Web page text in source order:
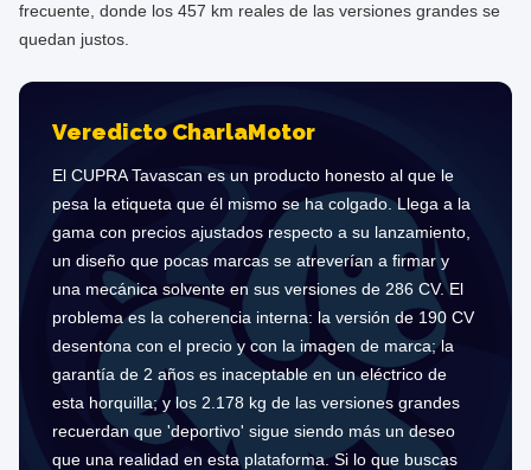
frecuente, donde los 457 km reales de las versiones grandes se
quedan justos.
Veredicto CharlaMotor
El CUPRA Tavascan es un producto honesto al que le
pesa la etiqueta que él mismo se ha colgado. Llega a la
gama con precios ajustados respecto a su lanzamiento,
un diseño que pocas marcas se atreverían a firmar y
una mecánica solvente en sus versiones de 286 CV. El
problema es la coherencia interna: la versión de 190 CV
desentona con el precio y con la imagen de marca; la
garantía de 2 años es inaceptable en un eléctrico de
esta horquilla; y los 2.178 kg de las versiones grandes
recuerdan que 'deportivo' sigue siendo más un deseo
que una realidad en esta plataforma. Si lo que buscas